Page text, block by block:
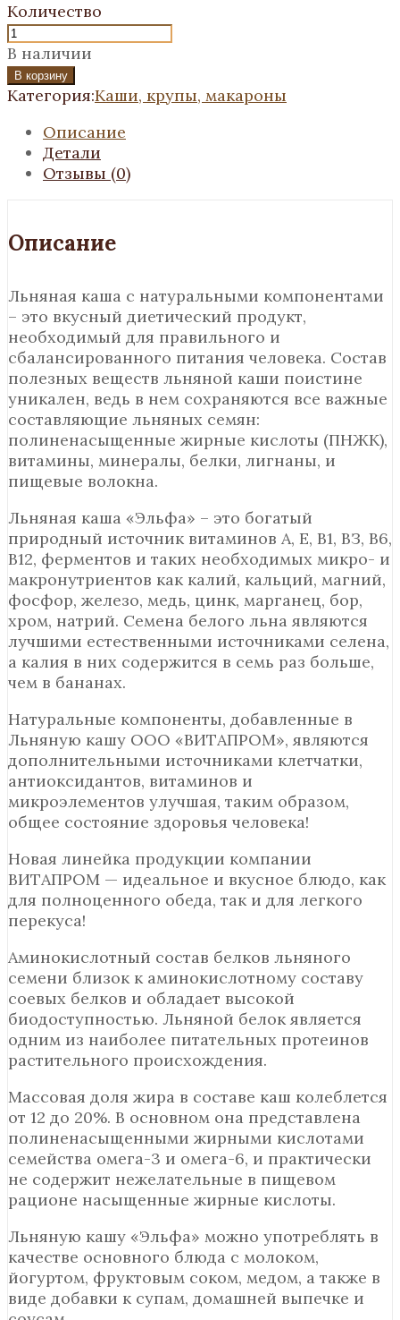
Количество
В наличии
В корзину
Категория:Каши, крупы, макароны
Описание
Детали
Отзывы (0)
Описание
Льняная каша с натуральными компонентами
– это вкусный диетический продукт,
необходимый для правильного и
сбалансированного питания человека. Состав
полезных веществ льняной каши поистине
уникален, ведь в нем сохраняются все важные
составляющие льняных семян:
полиненасыщенные жирные кислоты (ПНЖК),
витамины, минералы, белки, лигнаны, и
пищевые волокна.
Льняная каша «Эльфа» – это богатый
природный источник витаминов А, Е, В1, ВЗ, В6,
В12, ферментов и таких необходимых микро- и
макронутриентов как калий, кальций, магний,
фосфор, железо, медь, цинк, марганец, бор,
хром, натрий. Семена белого льна являются
лучшими естественными источниками селена,
а калия в них содержится в семь раз больше,
чем в бананах.
Натуральные компоненты, добавленные в
Льняную кашу ООО «ВИТАПРОМ», являются
дополнительными источниками клетчатки,
антиоксидантов, витаминов и
микроэлементов улучшая, таким образом,
общее состояние здоровья человека!
Новая линейка продукции компании
ВИТАПРОМ — идеальное и вкусное блюдо, как
для полноценного обеда, так и для легкого
перекуса!
Аминокислотный состав белков льняного
семени близок к аминокислотному составу
соевых белков и обладает высокой
биодоступностью. Льняной белок является
одним из наиболее питательных протеинов
растительного происхождения.
Массовая доля жира в составе каш колеблется
от 12 до 20%. В основном она представлена
полиненасыщенными жирными кислотами
семейства омега-3 и омега-6, и практически
не содержит нежелательные в пищевом
рационе насыщенные жирные кислоты.
Льняную кашу «Эльфа» можно употреблять в
качестве основного блюда с молоком,
йогуртом, фруктовым соком, медом, а также в
виде добавки к супам, домашней выпечке и